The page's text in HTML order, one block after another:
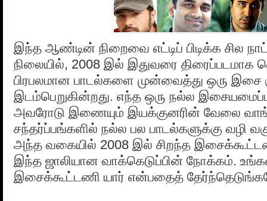
இந்த ஆண்டின் நிறைவை எட்டிப் பிடிக்க சில
நிலையில், 2008 இல் இதுவரை திரைப்படமாக
பிரபலமான பாடல்களை முன்வைத்து ஒரு இசை
இடம்பெறுகின்றது. எந்த ஒரு நல்ல
அவரோடு இணையும் இயக்குனரின் வேலை
சந்தர்ப்பங்களில் நல்ல பல பாடல்களுக்கு வழி
அந்த வகையில் 2008 இல் சிறந்த
இந்த ஜாலியான வாக்கெடுப்பின் நோக்கம்.
இசைக்கூட்டணி யார் என்பதைத்